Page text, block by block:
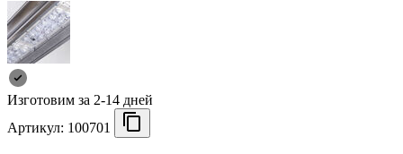
Изготовим за 2-14 дней
Артикул: 100701